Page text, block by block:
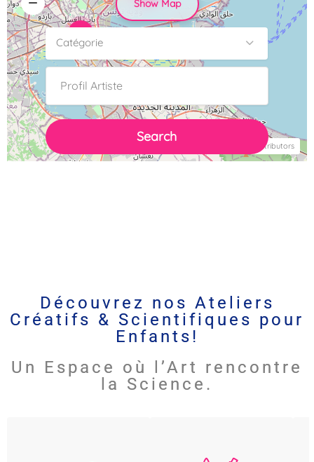
contributors
Catégorie
Search
Show Map
Découvrez nos Ateliers
Créatifs & Scientifiques pour
Enfants!
Un Espace où l’Art rencontre
la Science.